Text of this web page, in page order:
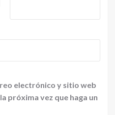
electrónico y sitio web
próxima vez que haga un